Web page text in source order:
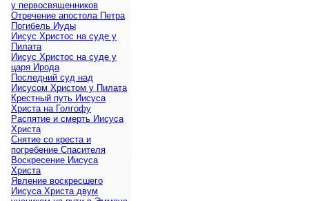
у первосвященников
Отречение апостола Петра
Погибель Иуды
Иисус Христос на суде у
Пилата
Иисус Христос на суде у
царя Ирода
Последний суд над
Иисусом Христом у Пилата
Крестный путь Иисуса
Христа на Голгофу
Распятие и смерть Иисуса
Христа
Снятие со креста и
погребение Спасителя
Воскресение Иисуса
Христа
Явление воскресшего
Иисуса Христа двум